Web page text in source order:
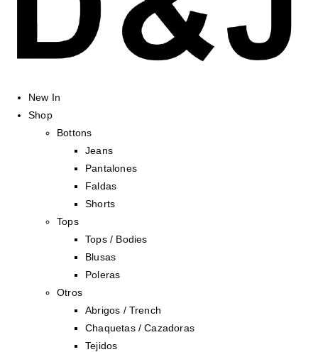
New In
Shop
Bottons
Jeans
Pantalones
Faldas
Shorts
Tops
Tops / Bodies
Blusas
Poleras
Otros
Abrigos / Trench
Chaquetas / Cazadoras
Tejidos